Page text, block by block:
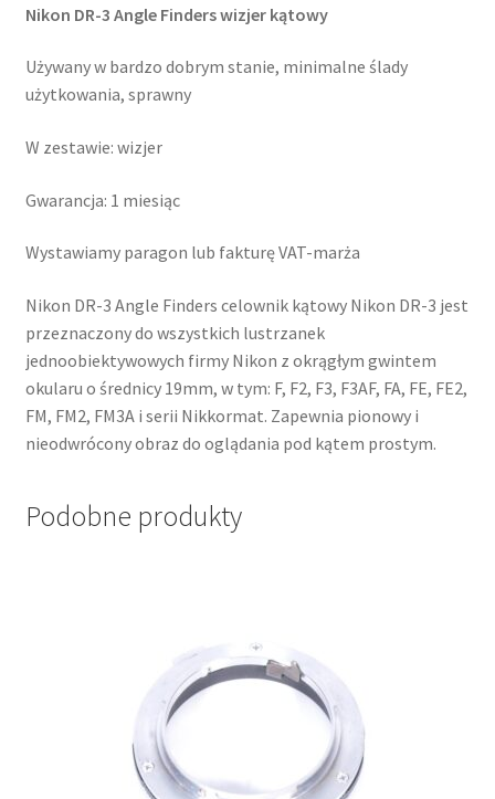
Nikon DR-3 Angle Finders wizjer kątowy
Używany w bardzo dobrym stanie, minimalne ślady
użytkowania, sprawny
W zestawie: wizjer
Gwarancja: 1 miesiąc
Wystawiamy paragon lub fakturę VAT-marża
Nikon DR-3 Angle Finders celownik kątowy Nikon DR-3 jest
przeznaczony do wszystkich lustrzanek
jednoobiektywowych firmy Nikon z okrągłym gwintem
okularu o średnicy 19mm, w tym: F, F2, F3, F3AF, FA, FE, FE2,
FM, FM2, FM3A i serii Nikkormat. Zapewnia pionowy i
nieodwrócony obraz do oglądania pod kątem prostym.
Podobne produkty